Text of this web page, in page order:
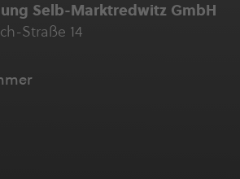
Selb-Marktredwitz GmbH
Straße 14